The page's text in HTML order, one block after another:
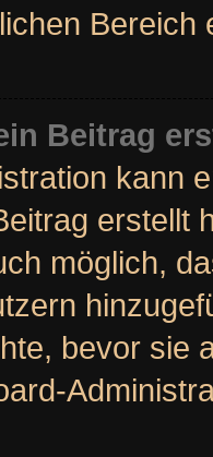
Bereich
Beitrag
kann
erstellt
möglich,
bevor sie